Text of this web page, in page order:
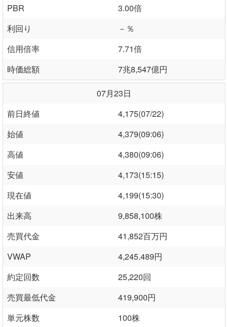
PBR
3.00倍
利回り
－％
信用倍率
7.71倍
時価総額
7兆8,547億円
07月23日
前日終値
4,175(07/22)
始値
4,379(09:06)
高値
4,380(09:06)
安値
4,173(15:15)
現在値
4,199(15:30)
出来高
9,858,100株
売買代金
41,852百万円
VWAP
4,245.489円
約定回数
25,220回
売買最低代金
419,900円
単元株数
100株